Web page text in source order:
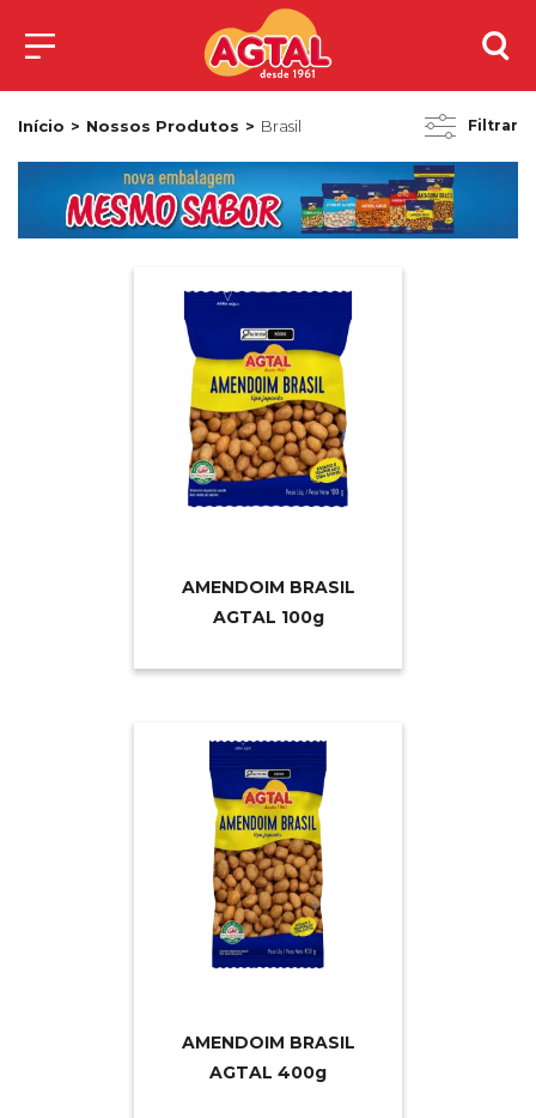
Início Nossos Produtos Brasil Filtrar
AMENDOIM BRASIL
AGTAL 100g
AMENDOIM BRASIL
AGTAL 400g